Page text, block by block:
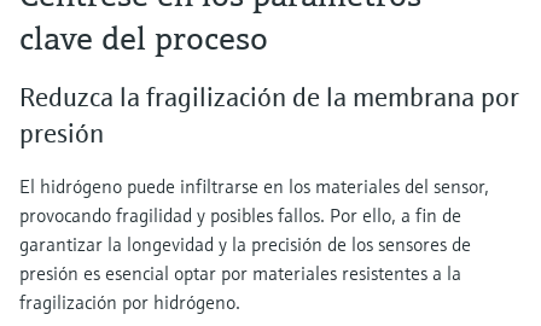
clave del proceso
Reduzca la fragilización de la membrana por
presión
El hidrógeno puede infiltrarse en los materiales del sensor,
provocando fragilidad y posibles fallos. Por ello, a fin de
garantizar la longevidad y la precisión de los sensores de
presión es esencial optar por materiales resistentes a la
fragilización por hidrógeno.